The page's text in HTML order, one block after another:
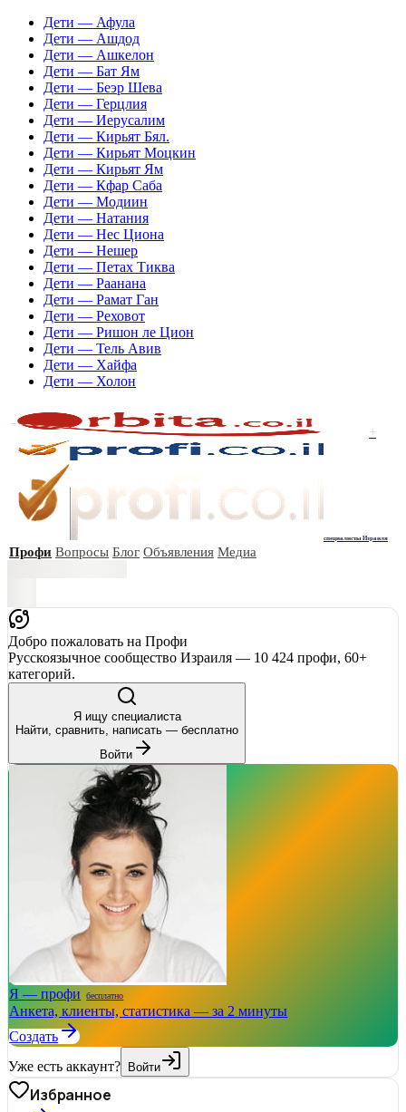
Дети — Афула
Дети — Ашдод
Дети — Ашкелон
Дети — Бат Ям
Дети — Беэр Шева
Дети — Герцлия
Дети — Иерусалим
Дети — Кирьят Бял.
Дети — Кирьят Моцкин
Дети — Кирьят Ям
Дети — Кфар Саба
Дети — Модиин
Дети — Натания
Дети — Нес Циона
Дети — Нешер
Дети — Петах Тиква
Дети — Раанана
Дети — Рамат Ган
Дети — Реховот
Дети — Ришон ле Цион
Дети — Тель Авив
Дети — Хайфа
Дети — Холон
+
специалисты Израиля
Профи Вопросы Блог Объявления Медиа
Добро пожаловать на Профи
Русскоязычное сообщество Израиля — 10 424 профи, 60+
категорий.
Я ищу специалиста
Найти, сравнить, написать — бесплатно
Войти
Я — профи бесплатно
Анкета, клиенты, статистика — за 2 минуты
Создать
Уже есть аккаунт? Войти
Избранное